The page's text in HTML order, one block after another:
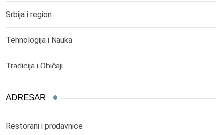
Srbija i region
Tehnologija i Nauka
Tradicija i Običaji
ADRESAR
Restorani i prodavnice